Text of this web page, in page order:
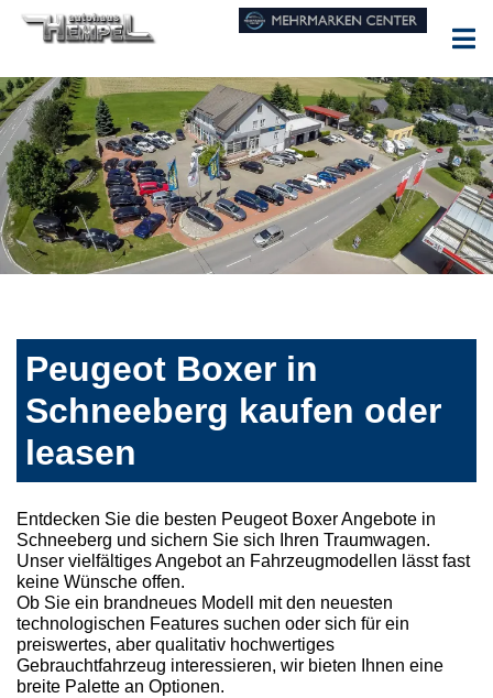
Peugeot Boxer in
Schneeberg kaufen oder
leasen
Entdecken Sie die besten Peugeot Boxer Angebote in
Schneeberg und sichern Sie sich Ihren Traumwagen.
Unser vielfältiges Angebot an Fahrzeugmodellen lässt fast
keine Wünsche offen.
Ob Sie ein brandneues Modell mit den neuesten
technologischen Features suchen oder sich für ein
preiswertes, aber qualitativ hochwertiges
Gebrauchtfahrzeug interessieren, wir bieten Ihnen eine
breite Palette an Optionen.